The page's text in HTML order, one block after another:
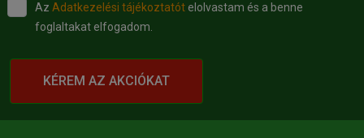
Az Adatkezelési tájékoztatót elolvastam és a benne
foglaltakat elfogadom.
KÉREM AZ AKCIÓKAT